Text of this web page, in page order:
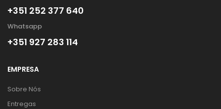
+351 252 377 640
Whatsapp
+351 927 283 114
EMPRESA
Sobre Nós
Entregas